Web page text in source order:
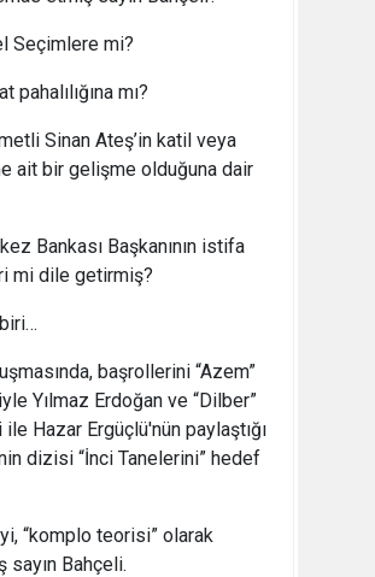
Seçimlere mi?
pahalılığına mı?
Sinan Ateş’in katil veya
ait bir gelişme olduğuna dair
Bankası Başkanının istifa
mi dile getirmiş?
başrollerini “Azem”
Yılmaz Erdoğan ve “Dilber”
Hazar Ergüçlü'nün paylaştığı
dizisi “İnci Tanelerini” hedef
“komplo teorisi” olarak
sayın Bahçeli.